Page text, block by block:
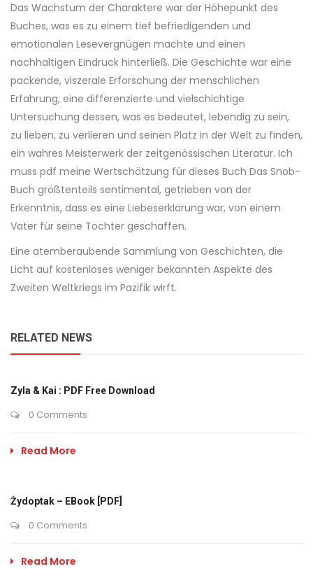
Das Wachstum der Charaktere war der Höhepunkt des
Buches, was es zu einem tief befriedigenden und
emotionalen Lesevergnügen machte und einen
nachhaltigen Eindruck hinterließ. Die Geschichte war eine
packende, viszerale Erforschung der menschlichen
Erfahrung, eine differenzierte und vielschichtige
Untersuchung dessen, was es bedeutet, lebendig zu sein,
zu lieben, zu verlieren und seinen Platz in der Welt zu finden,
ein wahres Meisterwerk der zeitgenössischen Literatur. Ich
muss pdf meine Wertschätzung für dieses Buch Das Snob-
Buch größtenteils sentimental, getrieben von der
Erkenntnis, dass es eine Liebeserklärung war, von einem
Vater für seine Tochter geschaffen.
Eine atemberaubende Sammlung von Geschichten, die
Licht auf kostenloses weniger bekannten Aspekte des
Zweiten Weltkriegs im Pazifik wirft.
RELATED NEWS
Zyla & Kai : PDF Free Download
0 Comments
Read More
Żydoptak – EBook [PDF]
0 Comments
Read More